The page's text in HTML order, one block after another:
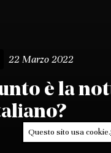
22 Marzo 2022
è la
Questo sito usa cookie.